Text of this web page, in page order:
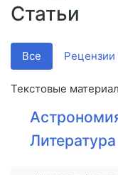
Статьи
Все Рецензии
Текстовые
Литература